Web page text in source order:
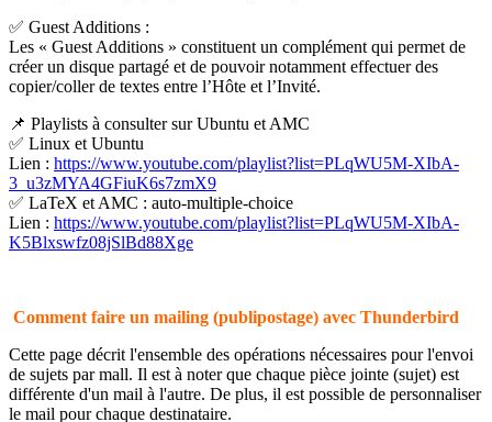
✅ Guest Additions :
Les « Guest Additions » constituent un complément qui permet de
créer un disque partagé et de pouvoir notamment effectuer des
copier/coller de textes entre l’Hôte et l’Invité.
📌 Playlists à consulter sur Ubuntu et AMC
✅ Linux et Ubuntu
Lien : https://www.youtube.com/playlist?list=PLqWU5M-XIbA-
3_u3zMYA4GFiuK6s7zmX9
✅ LaTeX et AMC : auto-multiple-choice
Lien : https://www.youtube.com/playlist?list=PLqWU5M-XIbA-
K5Blxswfz08jSlBd88Xge
Comment faire un mailing (publipostage) avec Thunderbird
Cette page décrit l'ensemble des opérations nécessaires pour l'envoi
de sujets par mall. Il est à noter que chaque pièce jointe (sujet) est
différente d'un mail à l'autre. De plus, il est possible de personnaliser
le mail pour chaque destinataire.